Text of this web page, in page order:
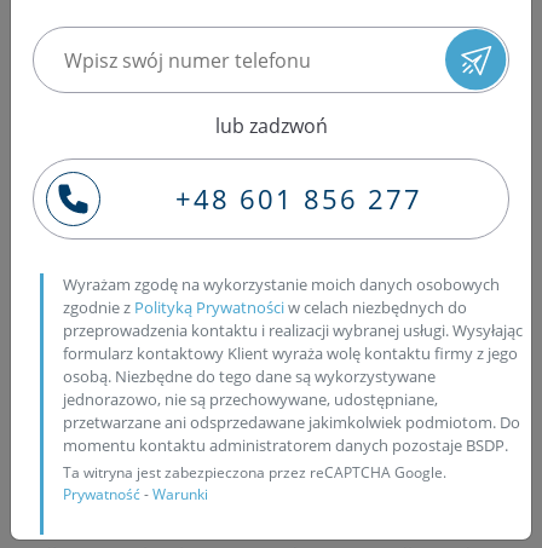
specjalistycznej pracowni, zajmującej się już od wielu lat
naprawą układów wtryskowych Common Rail. Nasza
firma specjalizuje się w profesjonalnej regeneracji
wtryskiwaczy układów Common Rail firmy Bosch, Delphi,
samochodów osobowych grupy VW: Volkswagen, Audi,
Seat i Skoda, regeneracją pompowtrysków pojazdów
ciężarowych oraz pompy PLD firmy Bosch. Wszystkie
po czym czyszczone są w myjkach ultradźwiękowych.
Wszelkie uszczelnienia zawarte w budowie wtryskiwacza
oraz pompowtrysków, są wymieniane na fabrycznie
nowe. W przypadku, gdy zachodzi podejrzenie
zniszczonego gniazda wtryskiwacza, poddawany jest on
dogłębnemu sprawdzeniu pod mikroskopem cyfrowym.
Uszkodzone gniazdo wtryskiwacza, w ramach trzeciej
fazy regeneracji, jest wymieniane na oryginalne nowe.
lub zadzwoń
+48 601 856 277
Wyrażam zgodę na wykorzystanie moich danych osobowych
zgodnie z Polityką Prywatnościw celach niezbędnych do
przeprowadzenia kontaktu i realizacji wybranej usługi. Wysyłając
formularz kontaktowy Klient wyraża wolę kontaktu firmy z jego
osobą. Niezbędne do tego dane są wykorzystywane
jednorazowo, nie są przechowywane, udostępniane,
przetwarzane ani odsprzedawane jakimkolwiek podmiotom. Do
momentu kontaktu administratorem danych pozostaje BSDP.
Ta witryna jest zabezpieczona przez reCAPTCHA Google.
Prywatność-Warunki